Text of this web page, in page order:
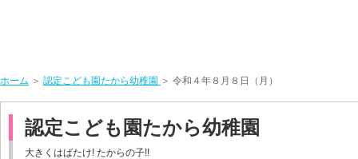
ホーム ＞ 認定こども園たから幼稚園 ＞ 令和４年８月８日（月）
認定こども園たから幼稚園
大きくはばたけ! たからの子!!